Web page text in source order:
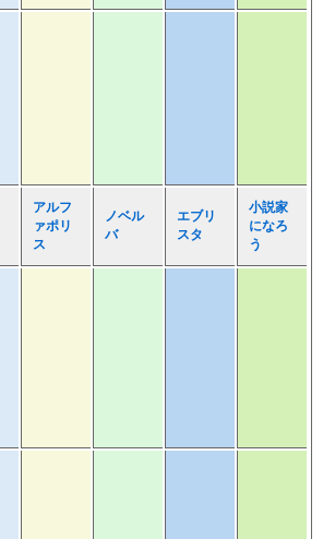
アルフ
ァポリ
ス
ノベル
バ
エブリ
スタ
小説家
になろ
う